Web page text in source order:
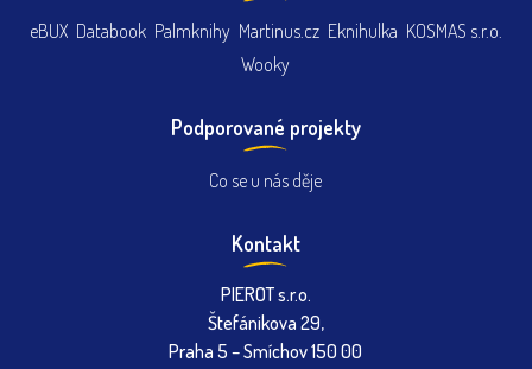
eBUX Databook Palmknihy Martinus.cz Eknihulka KOSMAS s.r.o.
Wooky
Podporované projekty
Co se u nás děje
Kontakt
PIEROT s.r.o.
Štefánikova 29,
Praha 5 – Smíchov 150 00